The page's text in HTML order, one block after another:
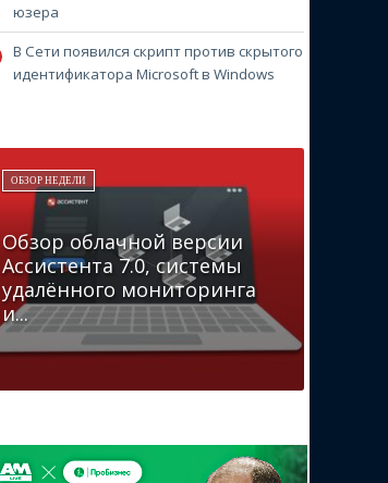
юзера
В Сети появился скрипт против скрытого
идентификатора Microsoft в Windows
ОБЗОР НЕДЕЛИ
Обзор облачной версии
Ассистента 7.0, системы
удалённого мониторинга
и...